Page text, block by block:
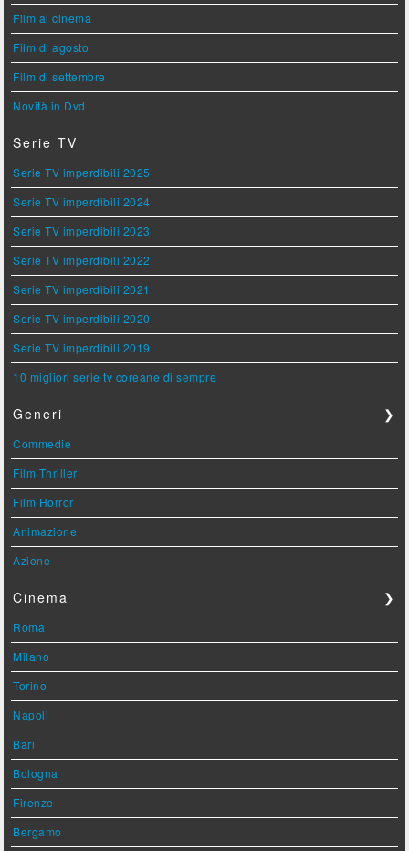
Film al cinema
Film di agosto
Film di settembre
Novità in Dvd
Serie TV
Serie TV imperdibili 2025
Serie TV imperdibili 2024
Serie TV imperdibili 2023
Serie TV imperdibili 2022
Serie TV imperdibili 2021
Serie TV imperdibili 2020
Serie TV imperdibili 2019
10 migliori serie tv coreane di sempre
Generi ❯
Commedie
Film Thriller
Film Horror
Animazione
Azione
Cinema ❯
Roma
Milano
Torino
Napoli
Bari
Bologna
Firenze
Bergamo